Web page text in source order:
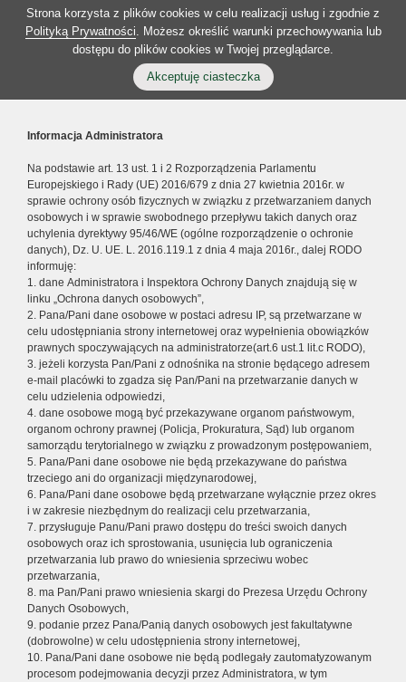
Strona korzysta z plików cookies w celu realizacji usług i zgodnie z
Polityką Prywatności. Możesz określić warunki przechowywania lub
dostępu do plików cookies w Twojej przeglądarce.
Akceptuję ciasteczka
Informacja Administratora
Na podstawie art. 13 ust. 1 i 2 Rozporządzenia Parlamentu
Europejskiego i Rady (UE) 2016/679 z dnia 27 kwietnia 2016r. w
sprawie ochrony osób fizycznych w związku z przetwarzaniem danych
osobowych i w sprawie swobodnego przepływu takich danych oraz
uchylenia dyrektywy 95/46/WE (ogólne rozporządzenie o ochronie
danych), Dz. U. UE. L. 2016.119.1 z dnia 4 maja 2016r., dalej RODO
informuję:
1. dane Administratora i Inspektora Ochrony Danych znajdują się w
linku „Ochrona danych osobowych”,
2. Pana/Pani dane osobowe w postaci adresu IP, są przetwarzane w
celu udostępniania strony internetowej oraz wypełnienia obowiązków
prawnych spoczywających na administratorze(art.6 ust.1 lit.c RODO),
3. jeżeli korzysta Pan/Pani z odnośnika na stronie będącego adresem
e-mail placówki to zgadza się Pan/Pani na przetwarzanie danych w
celu udzielenia odpowiedzi,
4. dane osobowe mogą być przekazywane organom państwowym,
organom ochrony prawnej (Policja, Prokuratura, Sąd) lub organom
samorządu terytorialnego w związku z prowadzonym postępowaniem,
5. Pana/Pani dane osobowe nie będą przekazywane do państwa
trzeciego ani do organizacji międzynarodowej,
6. Pana/Pani dane osobowe będą przetwarzane wyłącznie przez okres
i w zakresie niezbędnym do realizacji celu przetwarzania,
7. przysługuje Panu/Pani prawo dostępu do treści swoich danych
osobowych oraz ich sprostowania, usunięcia lub ograniczenia
przetwarzania lub prawo do wniesienia sprzeciwu wobec
przetwarzania,
8. ma Pan/Pani prawo wniesienia skargi do Prezesa Urzędu Ochrony
Danych Osobowych,
9. podanie przez Pana/Panią danych osobowych jest fakultatywne
(dobrowolne) w celu udostępnienia strony internetowej,
10. Pana/Pani dane osobowe nie będą podlegały zautomatyzowanym
procesom podejmowania decyzji przez Administratora, w tym